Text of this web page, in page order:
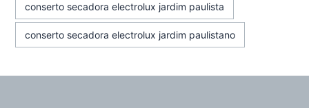
conserto secadora electrolux jardim paulista
conserto secadora electrolux jardim paulistano